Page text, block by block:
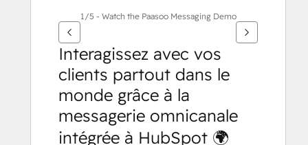
1/5 - Watch the Paasoo Messaging Demo
Interagissez avec vos
clients partout dans le
monde grâce à la
messagerie omnicanale
intégrée à HubSpot 🌍